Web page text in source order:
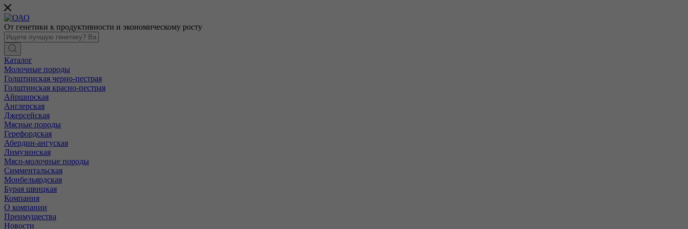
От генетики к продуктивности и экономическому росту
Каталог
Молочные породы
Голштинская черно-пестрая
Голштинская красно-пестрая
Айрширская
Англерская
Джерсейская
Мясные породы
Герефордская
Абердин-ангуская
Лимузинская
Мясо-молочные породы
Симментальская
Монбельярдская
Бурая швицкая
Компания
О компании
Преимущества
Новости